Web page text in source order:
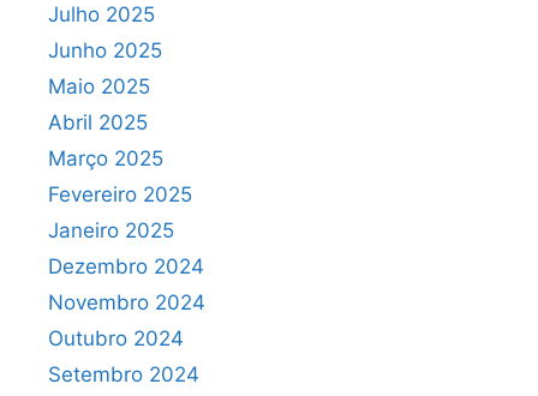
Julho 2025
Junho 2025
Maio 2025
Abril 2025
Março 2025
Fevereiro 2025
Janeiro 2025
Dezembro 2024
Novembro 2024
Outubro 2024
Setembro 2024